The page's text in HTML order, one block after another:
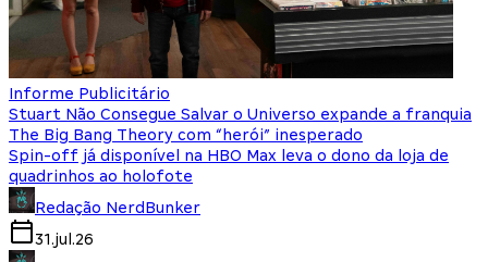
Informe Publicitário
Stuart Não Consegue Salvar o Universo expande a franquia
The Big Bang Theory com “herói” inesperado
Spin-off já disponível na HBO Max leva o dono da loja de
quadrinhos ao holofote
Redação NerdBunker
31.jul.26